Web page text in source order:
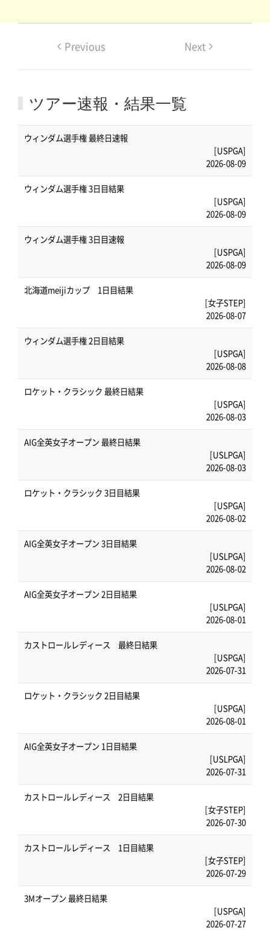
Previous Next
ツアー速報・結果一覧
ウィンダム選手権 最終日速報
[USPGA]
2026-08-09
ウィンダム選手権 3日目結果
[USPGA]
2026-08-09
ウィンダム選手権 3日目速報
[USPGA]
2026-08-09
北海道meijiカップ 1日目結果
[女子STEP]
2026-08-07
ウィンダム選手権 2日目結果
[USPGA]
2026-08-08
ロケット・クラシック 最終日結果
[USPGA]
2026-08-03
AIG全英女子オープン 最終日結果
[USLPGA]
2026-08-03
ロケット・クラシック 3日目結果
[USPGA]
2026-08-02
AIG全英女子オープン 3日目結果
[USLPGA]
2026-08-02
AIG全英女子オープン 2日目結果
[USLPGA]
2026-08-01
カストロールレディース 最終日結果
[USPGA]
2026-07-31
ロケット・クラシック 2日目結果
[USPGA]
2026-08-01
AIG全英女子オープン 1日目結果
[USLPGA]
2026-07-31
カストロールレディース 2日目結果
[女子STEP]
2026-07-30
カストロールレディース 1日目結果
[女子STEP]
2026-07-29
3Mオープン 最終日結果
[USPGA]
2026-07-27